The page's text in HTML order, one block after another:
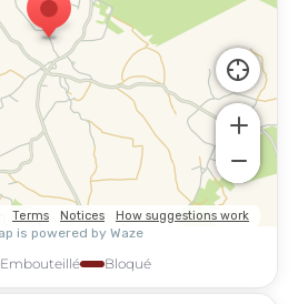
Embouteillé Bloqué